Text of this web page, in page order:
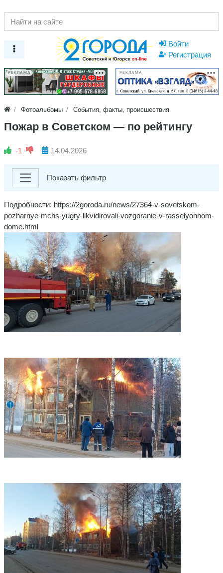
Войти
Регистрация
РЕКЛАМА РЕКЛАМА
Фотоальбомы События, факты, происшествия
Пожар в Советском — по рейтингу
-1 14.04.2026
Показать фильтр
Подробности: https://2goroda.ru/news/27364-v-sovetskom-
pozharnye-mchs-yugry-likvidirovali-vozgoranie-v-rasselyonnom-
dome.html